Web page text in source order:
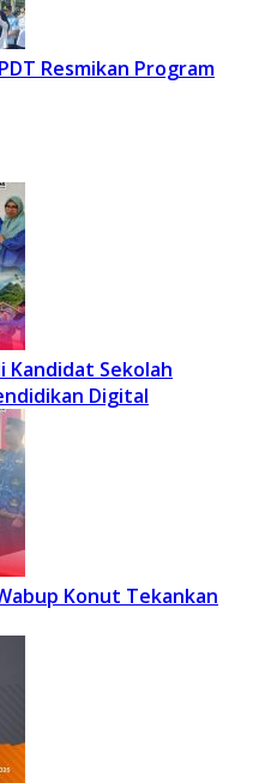
Resmikan Program
Kandidat Sekolah
Digital
Konut Tekankan